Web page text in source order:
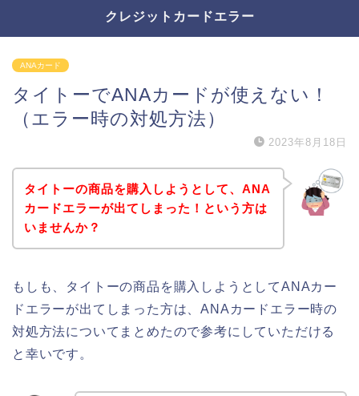
クレジットカードエラー
ANAカード
タイトーでANAカードが使えない！
（エラー時の対処方法）
2023年8月18日
タイトーの商品を購入しようとして、ANA
カードエラーが出てしまった！という方は
いませんか？
もしも、タイトーの商品を購入しようとしてANAカー
ドエラーが出てしまった方は、ANAカードエラー時の
対処方法についてまとめたので参考にしていただける
と幸いです。